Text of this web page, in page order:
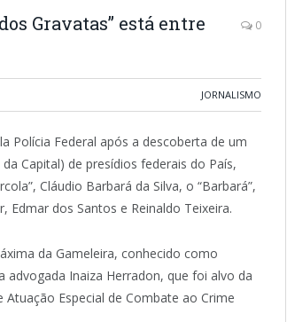
Gravatas” está entre
0
JORNALISMO
Polícia Federal após a descoberta de um
Capital) de presídios federais do País,
Cláudio Barbará da Silva, o “Barbará”,
Edmar dos Santos e Reinaldo Teixeira.
da Gameleira, conhecido como
advogada Inaiza Herradon, que foi alvo da
Especial de Combate ao Crime